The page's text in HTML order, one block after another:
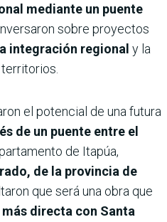
mediante un puente
sobre proyectos
integración regional y la
el potencial de una futura
de un puente entre el
de Itapúa,
de la provincia de
que será una obra que
directa con Santa